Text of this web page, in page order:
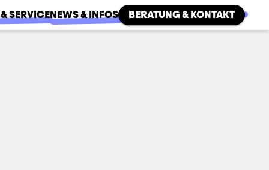
SERVICENEWS & INFOS BERATUNG & KONTAKT